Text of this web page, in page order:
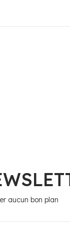
aucun bon plan